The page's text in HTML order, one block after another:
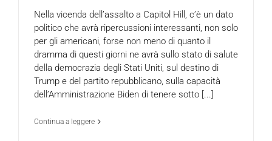
Nella vicenda dell’assalto a Capitol Hill, c’è un dato
politico che avrà ripercussioni interessanti, non solo
per gli americani, forse non meno di quanto il
dramma di questi giorni ne avrà sullo stato di salute
della democrazia degli Stati Uniti, sul destino di
Trump e del partito repubblicano, sulla capacità
dell’Amministrazione Biden di tenere sotto [...]
Continua a leggere